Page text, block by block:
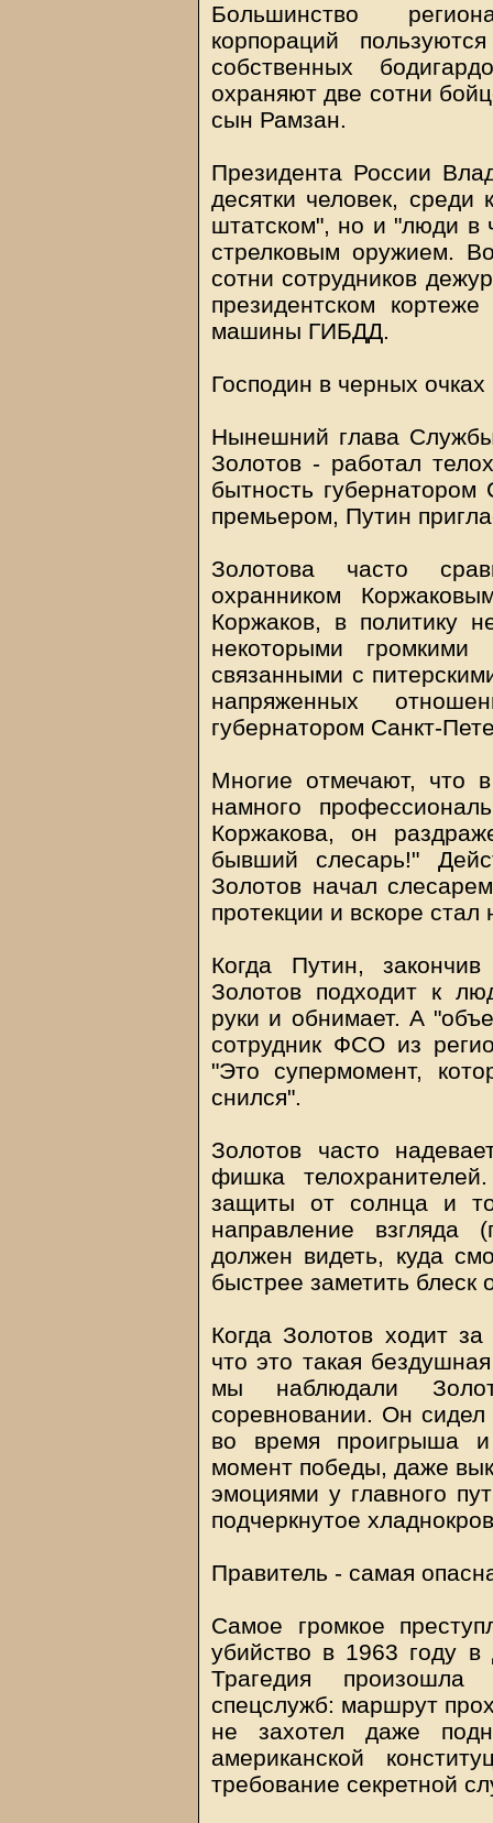
Большинство
корпораций
собственных
охраняют две сотни
сын Рамзан.
Президента России
десятки человек, среди
штатском", но и "люди в
стрелковым оружием.
сотни сотрудников
президентском
машины ГИБДД.
Господин в черных очках
Нынешний глава
Золотов - работал
бытность губернатором
премьером, Путин
Золотова часто
охранником
Коржаков, в политику
некоторыми громкими
связанными с
напряженных
губернатором Санкт-
Многие отмечают, что
намного
Коржакова, он
бывший слесарь!"
Золотов начал
протекции и вскоре
Когда Путин,
Золотов подходит к
руки и обнимает. А
сотрудник ФСО из
"Это супермомент,
снился".
Золотов часто
фишка
защиты от солнца и
направление взгляда
должен видеть, куда
быстрее заметить блеск
Когда Золотов ходит за
что это такая
мы наблюдали
соревновании. Он
во время проигрыша и
момент победы, даже
эмоциями у главного
подчеркнутое
Правитель - самая
Самое громкое
убийство в 1963 году
Трагедия произошла
спецслужб: маршрут
не захотел даже
американской
требование секретной